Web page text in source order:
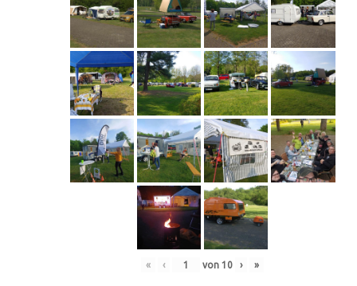
« ‹ von 10 › »